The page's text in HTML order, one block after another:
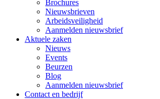
Brochures
Nieuwsbrieven
Arbeidsveiligheid
Aanmelden nieuwsbrief
Aktuele zaken
Nieuws
Events
Beurzen
Blog
Aanmelden nieuwsbrief
Contact en bedrijf